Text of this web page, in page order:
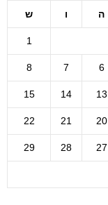
ה ו ש
1
6
7
8
13
14
15
20
21
22
27
28
29